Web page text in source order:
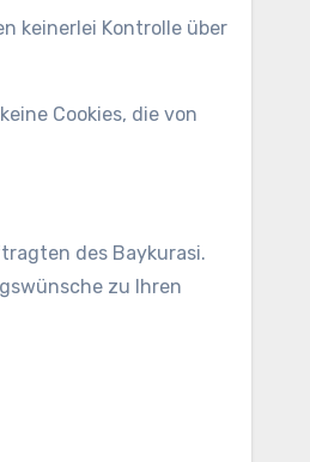
keinerlei Kontrolle über
Cookies, die von
des Baykurasi.
zu Ihren